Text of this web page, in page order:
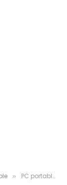
» PC portable pas cher : Voici 3 incontournables à moins de 250€ en 2025